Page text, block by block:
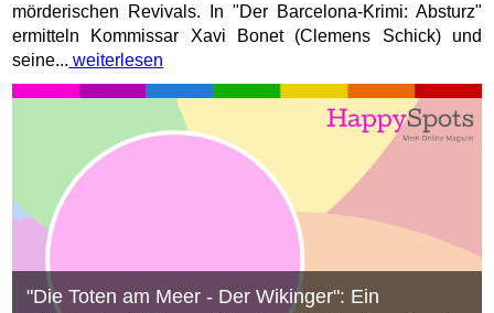
mörderischen Revivals. In "Der Barcelona-Krimi: Absturz"
ermitteln Kommissar Xavi Bonet (Clemens Schick) und
seine... weiterlesen
"Die Toten am Meer - Der Wikinger": Ein